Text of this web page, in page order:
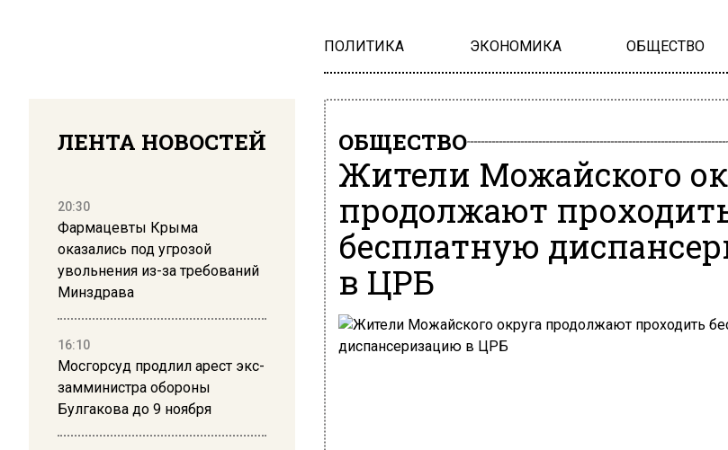
ПОЛИТИКА ЭКОНОМИКА ОБЩЕСТВО
ЛЕНТА НОВОСТЕЙ
20:30
Фармацевты Крыма
оказались под угрозой
увольнения из-за требований
Минздрава
16:10
Мосгорсуд продлил арест экс-
замминистра обороны
Булгакова до 9 ноября
ОБЩЕСТВО
Жители Можайского
продолжают
бесплатную
в ЦРБ